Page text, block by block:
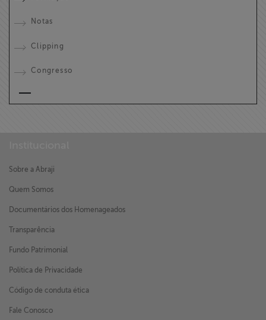
Notas
Clipping
Congresso
Sobre a Abraji
Quem Somos
Documentários dos Homenageados
Transparência
Fundo Patrimonial
Política de Privacidade
Código de conduta ética
Fale Conosco